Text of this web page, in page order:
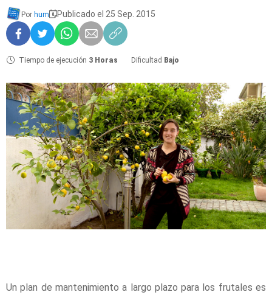
Por hum Publicado el 25 Sep. 2015
Tiempo de ejecución 3 Horas Dificultad Bajo
Un plan de mantenimiento a largo plazo para los frutales es